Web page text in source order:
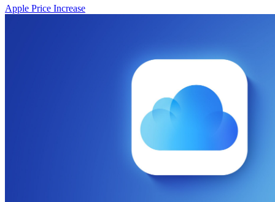
Apple Price Increase